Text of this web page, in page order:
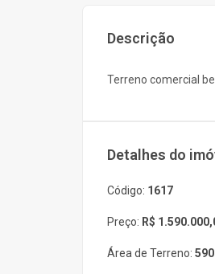
Descrição
Terreno comercial
Detalhes do
Código: 1617
Preço: R$
Área de Terreno: